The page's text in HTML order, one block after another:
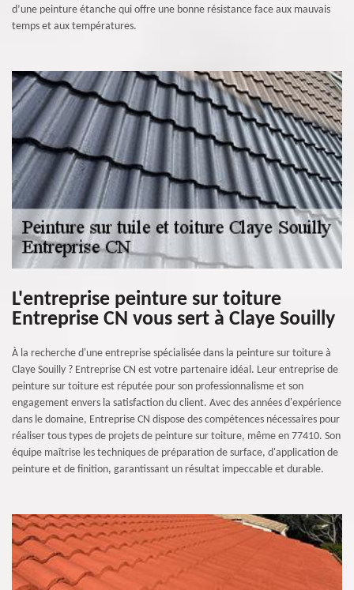
d’une peinture étanche qui offre une bonne résistance face aux mauvais
temps et aux températures.
L'entreprise peinture sur toiture
Entreprise CN vous sert à Claye Souilly
À la recherche d'une entreprise spécialisée dans la peinture sur toiture à
Claye Souilly ? Entreprise CN est votre partenaire idéal. Leur entreprise de
peinture sur toiture est réputée pour son professionnalisme et son
engagement envers la satisfaction du client. Avec des années d'expérience
dans le domaine, Entreprise CN dispose des compétences nécessaires pour
réaliser tous types de projets de peinture sur toiture, même en 77410. Son
équipe maîtrise les techniques de préparation de surface, d'application de
peinture et de finition, garantissant un résultat impeccable et durable.